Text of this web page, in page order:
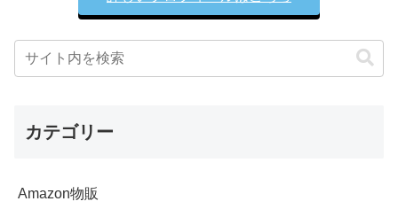
カテゴリー
Amazon物販